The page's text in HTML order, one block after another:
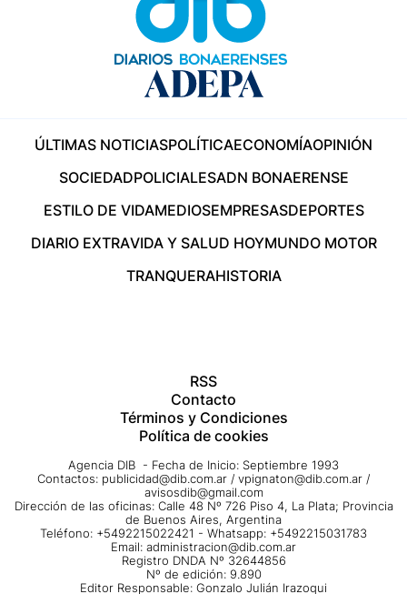
ÚLTIMAS NOTICIASPOLÍTICAECONOMÍAOPINIÓN
SOCIEDADPOLICIALESADN BONAERENSE
ESTILO DE VIDAMEDIOSEMPRESASDEPORTES
DIARIO EXTRAVIDA Y SALUD HOYMUNDO MOTOR
TRANQUERAHISTORIA
RSS
Contacto
Términos y Condiciones
Política de cookies
Agencia DIB - Fecha de Inicio: Septiembre 1993
Contactos: publicidad@dib.com.ar / vpignaton@dib.com.ar /
avisosdib@gmail.com
Dirección de las oficinas: Calle 48 Nº 726 Piso 4, La Plata; Provincia
de Buenos Aires, Argentina
Teléfono: +5492215022421 - Whatsapp: +5492215031783
Email: administracion@dib.com.ar
Registro DNDA Nº 32644856
Nº de edición: 9.890
Editor Responsable: Gonzalo Julián Irazoqui